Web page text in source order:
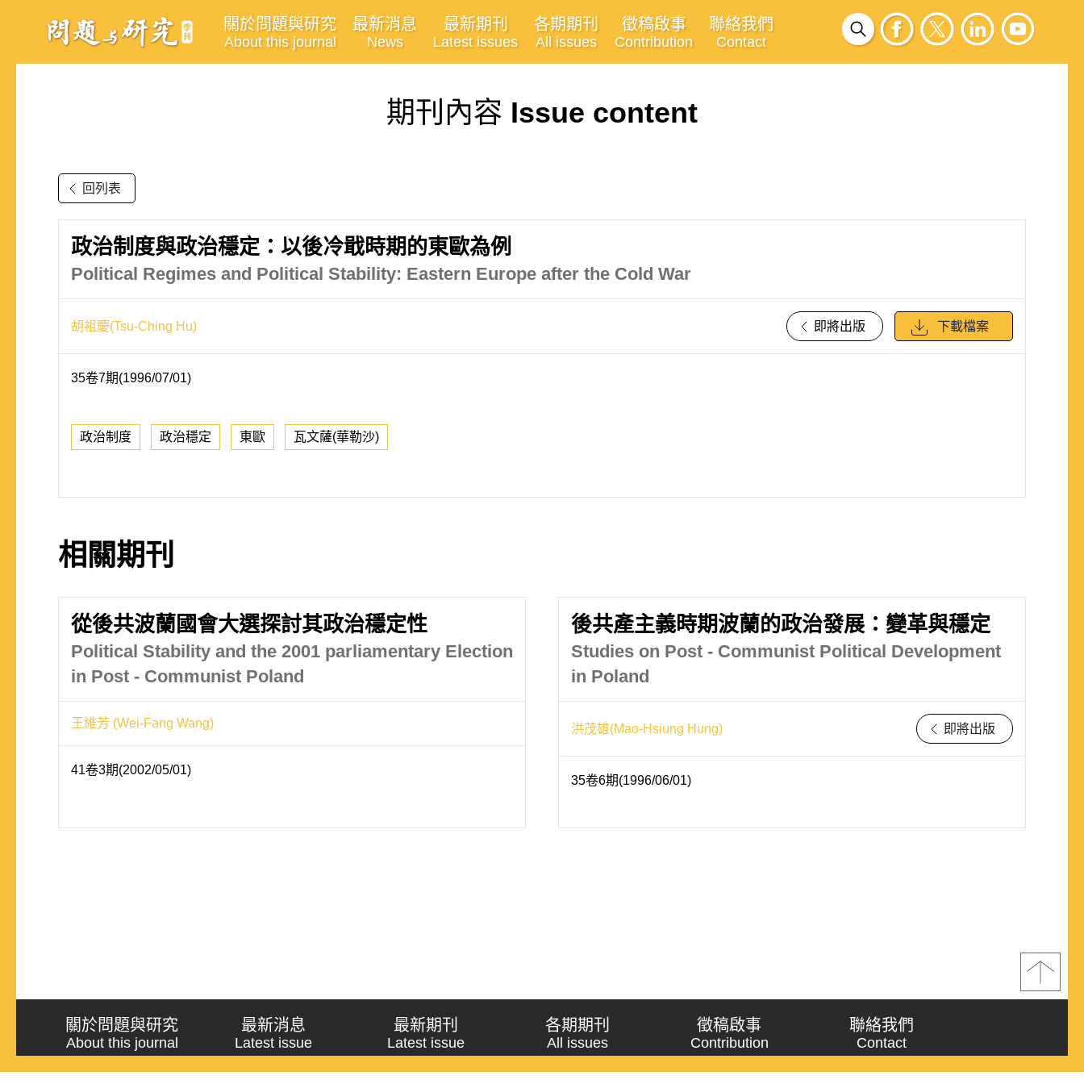
關於問題與研究
About this journal
最新消息
News
最新期刊
Latest issues
各期期刊
All issues
徵稿啟事
Contribution
聯絡我們
Contact
期刊內容 Issue content
回列表
政治制度與政治穩定：以後冷戢時期的東歐為例
Political Regimes and Political Stability: Eastern Europe after the Cold War
胡袓慶(Tsu-Ching Hu) 即將出版 下載檔案
35卷7期(1996/07/01)
政治制度 政治穩定 東歐 瓦文薩(華勒沙)
相關期刊
從後共波蘭國會大選探討其政治穩定性
Political Stability and the 2001 parliamentary Election
in Post - Communist Poland
王維芳 (Wei-Fang Wang)
41卷3期(2002/05/01)
後共產主義時期波蘭的政治發展：變革與穩定
Studies on Post - Communist Political Development
in Poland
洪茂雄(Mao-Hsiung Hung) 即將出版
35卷6期(1996/06/01)
關於問題與研究
About this journal
最新消息
Latest issue
最新期刊
Latest issue
各期期刊
All issues
徵稿啟事
Contribution
聯絡我們
Contact